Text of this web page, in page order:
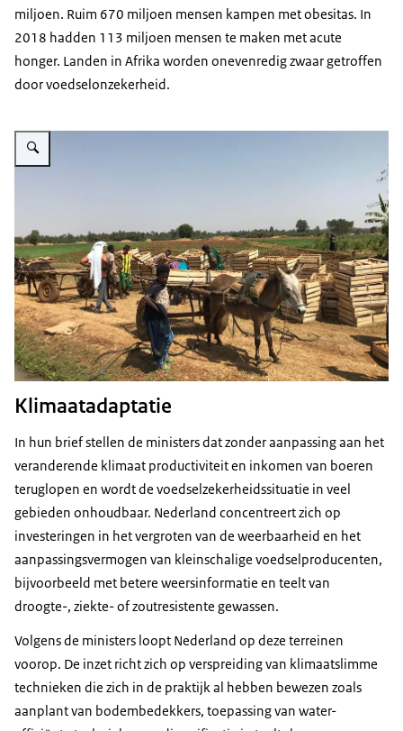
miljoen. Ruim 670 miljoen mensen kampen met obesitas. In
2018 hadden 113 miljoen mensen te maken met acute
honger. Landen in Afrika worden onevenredig zwaar getroffen
door voedselonzekerheid.
Vergroot afbeelding Aardappelketen
Klimaatadaptatie
In hun brief stellen de ministers dat zonder aanpassing aan het
veranderende klimaat productiviteit en inkomen van boeren
teruglopen en wordt de voedselzekerheidssituatie in veel
gebieden onhoudbaar. Nederland concentreert zich op
investeringen in het vergroten van de weerbaarheid en het
aanpassingsvermogen van kleinschalige voedselproducenten,
bijvoorbeeld met betere weersinformatie en teelt van
droogte-, ziekte- of zoutresistente gewassen.
Volgens de ministers loopt Nederland op deze terreinen
voorop. De inzet richt zich op verspreiding van klimaatslimme
technieken die zich in de praktijk al hebben bewezen zoals
aanplant van bodembedekkers, toepassing van water-